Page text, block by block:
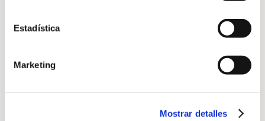
Estadística
Marketing
Mostrar detalles
correctamente, es más fácil